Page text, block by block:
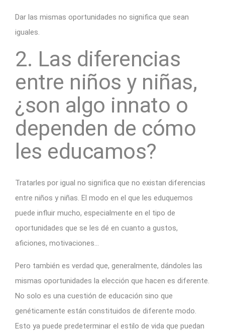
Dar las mismas oportunidades no significa que sean
iguales.
2. Las diferencias
entre niños y niñas,
¿son algo innato o
dependen de cómo
les educamos?
Tratarles por igual no significa que no existan diferencias
entre niños y niñas. El modo en el que les eduquemos
puede influir mucho, especialmente en el tipo de
oportunidades que se les dé en cuanto a gustos,
aficiones, motivaciones…
Pero también es verdad que, generalmente, dándoles las
mismas oportunidades la elección que hacen es diferente.
No solo es una cuestión de educación sino que
genéticamente están constituidos de diferente modo.
Esto ya puede predeterminar el estilo de vida que puedan